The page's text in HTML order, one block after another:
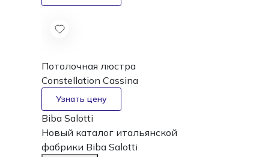
Потолочная люстра
Constellation Cassina
Biba Salotti
Новый каталогитальянской
фабрики Biba Salotti